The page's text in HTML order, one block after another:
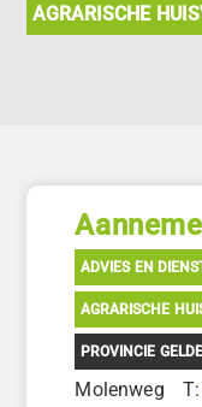
AGRARISCHE
ADVIES EN
AGRARISCHE
PROVINCIE
Molenweg